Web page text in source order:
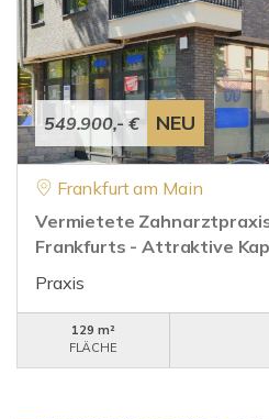
549.900,- € NEU
Frankfurt am Main
Vermietete
Frankfurts - Attraktive
Praxis
129 m²
FLÄCHE